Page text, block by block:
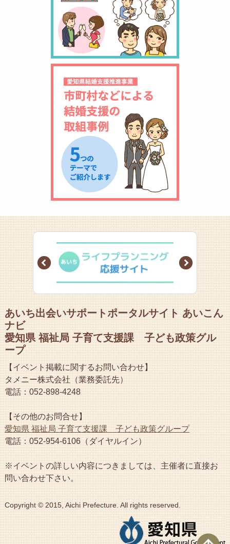
Prev Next
あいち出会いサポートポータルサイト あいこん
ナビ
愛知県 福祉局 子育て支援課 子ども政策グル
ープ
【イベント掲載に関するお問い合わせ】
タメニー株式会社（業務委託先）
電話：052-898-4248
【その他のお問合せ】
愛知県 福祉局 子育て支援課 子ども政策グループ
電話：052-954-6106（ダイヤルイン）
※イベントの詳しい内容につきましては、主催者に直接お
問い合わせ下さい。
Copyright © 2015, Aichi Prefecture. All rights reserved.